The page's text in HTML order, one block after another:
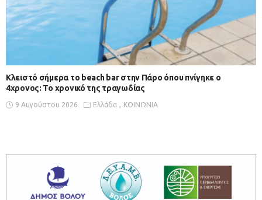
Κλειστό σήμερα το beach bar στην Πάρο όπου πνίγηκε ο
4χρονος: Το χρονικό της τραγωδίας
9 Αυγούστου 2026 Ελλάδα ΚΟΙΝΩΝΙΑ